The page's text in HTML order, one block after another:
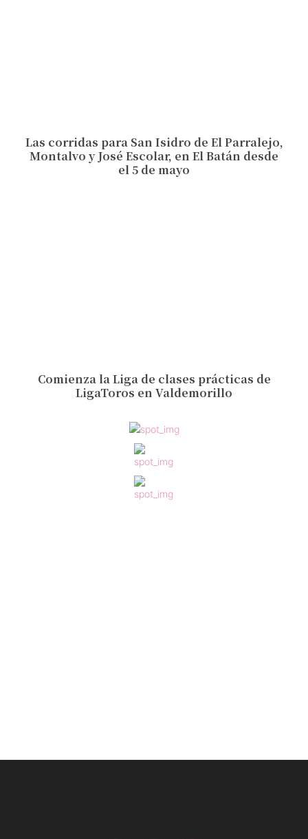
Las corridas para San Isidro de El Parralejo,
Montalvo y José Escolar, en El Batán desde
el 5 de mayo
Comienza la Liga de clases prácticas de
LigaToros en Valdemorillo